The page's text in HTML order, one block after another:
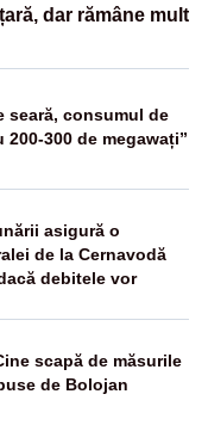
dar rămâne mult
seară, consumul de
300 de megawați”
asigură o
de la Cernavodă
debitele vor
scapă de măsurile
de Bolojan